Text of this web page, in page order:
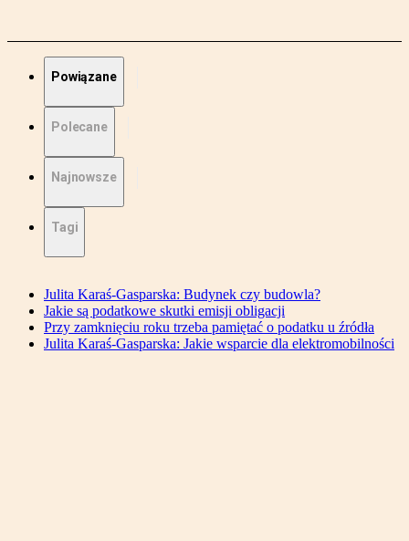
Powiązane
Polecane
Najnowsze
Tagi
Julita Karaś-Gasparska: Budynek czy budowla?
Jakie są podatkowe skutki emisji obligacji
Przy zamknięciu roku trzeba pamiętać o podatku u źródła
Julita Karaś-Gasparska: Jakie wsparcie dla elektromobilności